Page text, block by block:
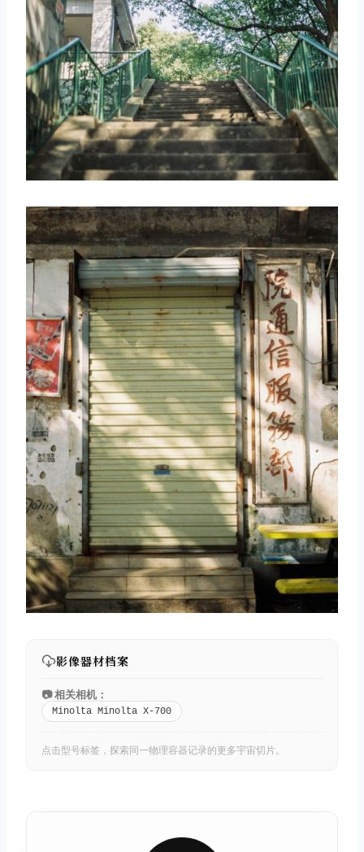
影像器材档案
📷 相关相机：
Minolta Minolta X-700
点击型号标签，探索同一物理容器记录的更多宇宙切片。
取消 搜索